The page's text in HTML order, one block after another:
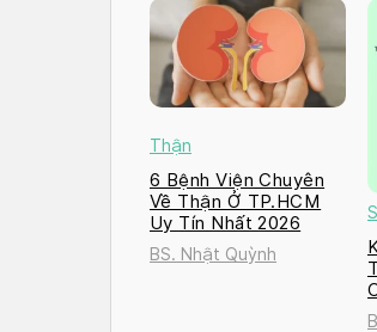
Thận
6 Bệnh Viện Chuyên
Về Thận Ở TP.HCM
Uy Tín Nhất 2026
BS. Nhật Quỳnh